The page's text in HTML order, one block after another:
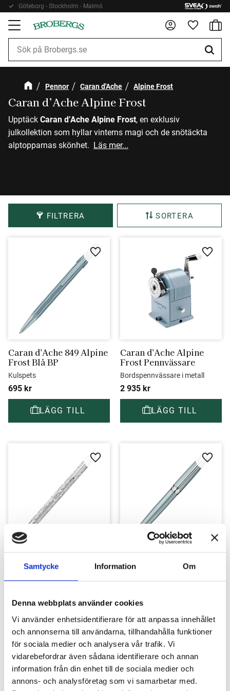
Samtycke Information Om
Denna webbplats använder cookies
Vi använder enhetsidentifierare för att anpassa innehållet
och annonserna till användarna, tillhandahålla funktioner
för sociala medier och analysera vår trafik. Vi
vidarebefordrar även sådana identifierare och annan
information från din enhet till de sociala medier och
annons- och analysföretag som vi samarbetar med.
Meny
Göteborg - Stockholm - Malmö
Pennor Caran d'Ache Alpine Frost
Caran d’Ache Alpine Frost
Upptäck Caran d’Ache Alpine Frost, en exklusiv
julkollektion som hyllar vinterns magi och de snötäckta
alptopparnas skönhet. Läs mer...
FILTRERA SORTERA
Caran d'Ache 849 Alpine
Frost Blå BP
Kulspets
695 kr
Lägg till i favoriter
Caran d'Ache Alpine
Frost Pennvässare
Bordspennvässare i metall
2 935 kr
Lägg
Alpine Frost BP
Kulspets
Lägg till i favoriter
Alpine Frost BP
Kulspets
Lägg
Lägg till i favoriter